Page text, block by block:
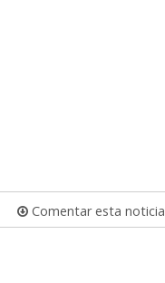
Comentar esta noticia